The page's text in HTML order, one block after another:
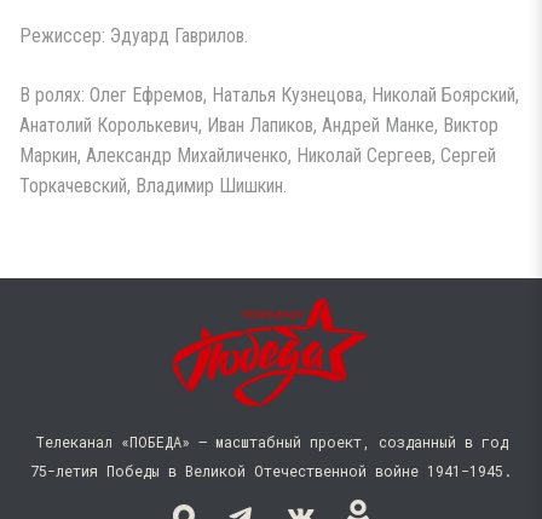
Режиссер: Эдуард Гаврилов.
В ролях: Олег Ефремов, Наталья Кузнецова, Николай Боярский,
Анатолий Королькевич, Иван Лапиков, Андрей Манке, Виктор
Маркин, Александр Михайличенко, Николай Сергеев, Сергей
Торкачевский, Владимир Шишкин.
Телеканал «ПОБЕДА» — масштабный проект, созданный в год
75-летия Победы в Великой Отечественной войне 1941−1945.